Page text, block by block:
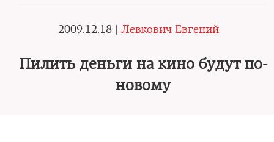
2009.12.18 | Левкович Евгений
Пилить деньги на кино будут по-
новому